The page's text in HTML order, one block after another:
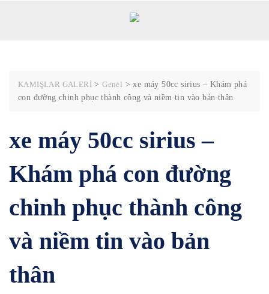
KAMIŞLAR GALERİ >Genel >xe máy 50cc sirius – Khám phá
con đường chinh phục thành công và niềm tin vào bản thân
xe máy 50cc sirius –
Khám phá con đường
chinh phục thành công
và niềm tin vào bản
thân